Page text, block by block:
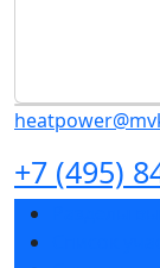
+7 (495)